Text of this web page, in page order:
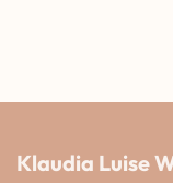
Klaudia Luise